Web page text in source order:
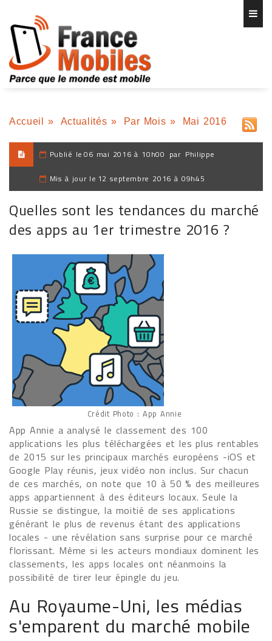
Accueil » Actualités » Par Mois » Mai 2016
Publié le 06 mai 2016 à 10h00 par Philippe
Mis à jour le 12 septembre 2016 à 09h45
Quelles sont les tendances du marché
des apps au 1er trimestre 2016 ?
Crédit Photo : App Annie
App Annie a analysé le classement des 100
applications les plus téléchargées et les plus rentables
de 2015 sur les principaux marchés européens -iOS et
Google Play réunis, jeux vidéo non inclus. Sur chacun
de ces marchés, on note que 10 à 50 % des meilleures
apps appartiennent à des éditeurs locaux. Seule la
Russie se distingue, la moitié de ses applications
générant le plus de revenus étant des applications
locales - une révélation sans surprise pour ce marché
florissant. Même si les acteurs mondiaux dominent les
classements, les apps locales ont néanmoins la
possibilité de tirer leur épingle du jeu.
Au Royaume-Uni, les médias
s'emparent du marché mobile